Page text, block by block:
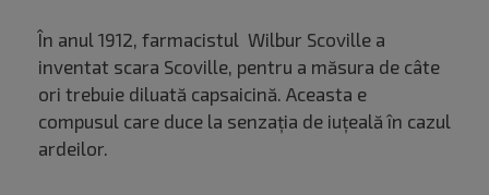
În anul 1912, farmacistul Wilbur Scoville a
inventat scara Scoville, pentru a măsura de câte
ori trebuie diluată capsaicină. Aceasta e
compusul care duce la senzația de iuțeală în cazul
ardeilor.